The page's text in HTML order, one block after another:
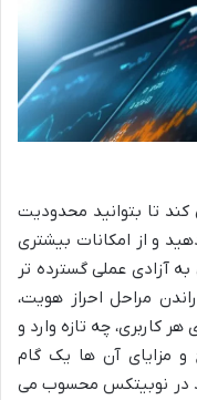
تا بتوانید محدودیت
و از امکانات بیشتری
آزادی عملی گسترده تر
مراحل احراز هویت،
کاربری، چه تازه وارد و
مزایای آن ها یک گام
در نوبیتکس محسوب می